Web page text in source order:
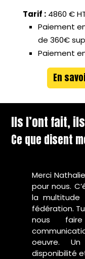
Tarif :4860 €
Paiement
de 360€
Paiement
En
Ils l’ont fait,
Ce que disent
Merci
pour nous.
la multitude
fédération.
nous
oeuvre.
disponibilité